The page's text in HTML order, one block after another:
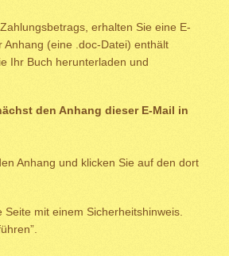
erhalten Sie eine E-
Anhang (eine .doc-Datei) enthält
Ihr Buch herunterladen und
den Anhang dieser E-Mail in
Anhang und klicken Sie auf den dort
mit einem Sicherheitshinweis.